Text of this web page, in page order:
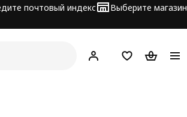
почтовый индекс Выберите магазин
Hej! ВойтиСписокКорзина